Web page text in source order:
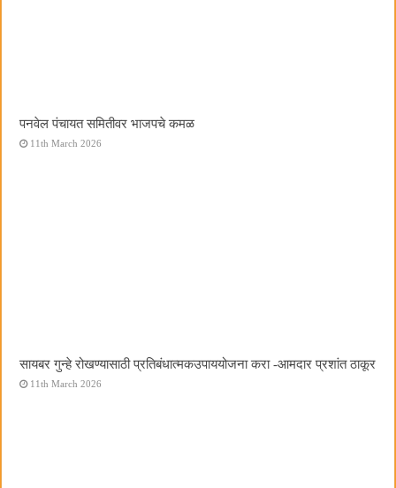
पनवेल पंचायत समितीवर भाजपचे कमळ
11th March 2026
सायबर गुन्हे रोखण्यासाठी प्रतिबंधात्मकउपाययोजना करा -आमदार प्रशांत ठाकूर
11th March 2026